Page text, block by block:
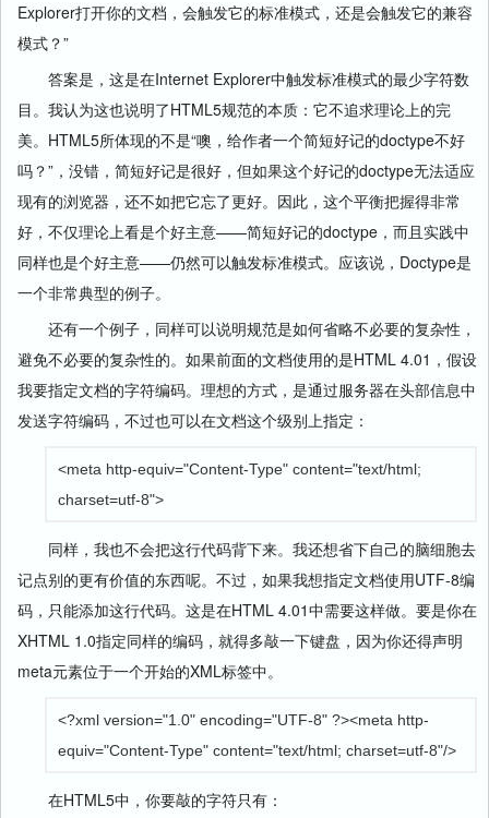
Explorer打开你的文档，会触发它的标准模式，还是会触发它的兼容
模式？”
答案是，这是在Internet Explorer中触发标准模式的最少字符数
目。我认为这也说明了HTML5规范的本质：它不追求理论上的完
美。HTML5所体现的不是“噢，给作者一个简短好记的doctype不好
吗？”，没错，简短好记是很好，但如果这个好记的doctype无法适应
现有的浏览器，还不如把它忘了更好。因此，这个平衡把握得非常
好，不仅理论上看是个好主意——简短好记的doctype，而且实践中
同样也是个好主意——仍然可以触发标准模式。应该说，Doctype是
一个非常典型的例子。
还有一个例子，同样可以说明规范是如何省略不必要的复杂性，
避免不必要的复杂性的。如果前面的文档使用的是HTML 4.01，假设
我要指定文档的字符编码。理想的方式，是通过服务器在头部信息中
发送字符编码，不过也可以在文档这个级别上指定：
<meta http-equiv="Content-Type" content="text/html;
charset=utf-8">
同样，我也不会把这行代码背下来。我还想省下自己的脑细胞去
记点别的更有价值的东西呢。不过，如果我想指定文档使用UTF-8编
码，只能添加这行代码。这是在HTML 4.01中需要这样做。要是你在
XHTML 1.0指定同样的编码，就得多敲一下键盘，因为你还得声明
meta元素位于一个开始的XML标签中。
<?xml version="1.0" encoding="UTF-8" ?><meta http-
equiv="Content-Type" content="text/html; charset=utf-8"/>
在HTML5中，你要敲的字符只有：